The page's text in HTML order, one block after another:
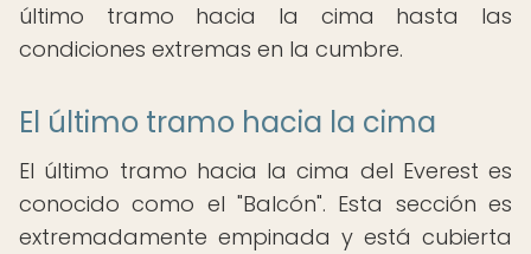
último tramo hacia la cima hasta las
condiciones extremas en la cumbre.
El último tramo hacia la cima
El último tramo hacia la cima del Everest es
conocido como el "Balcón". Esta sección es
extremadamente empinada y está cubierta